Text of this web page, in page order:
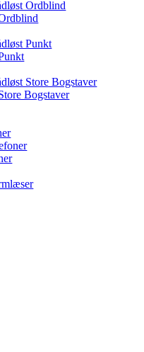
Ordblind
Punkt
Store Bogstaver
Bogstaver